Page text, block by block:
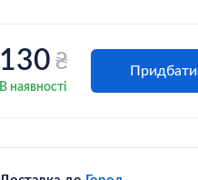
130 ₴
В наявності
Придбати